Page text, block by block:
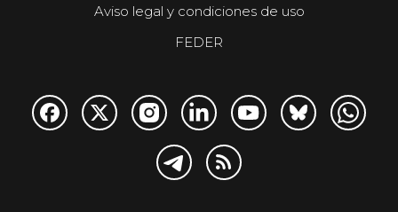
Aviso legal y condiciones de uso
FEDER